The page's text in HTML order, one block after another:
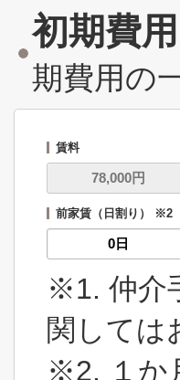
初期費
期費用の
賃料
前家賃（日割り） ※2
※1. 仲介
関しては
※2. １か